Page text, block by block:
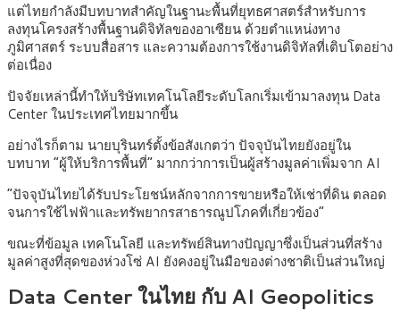
แต่ไทยกำลังมีบทบาทสำคัญในฐานะพื้นที่ยุทธศาสตร์สำหรับการ
ลงทุนโครงสร้างพื้นฐานดิจิทัลของอาเซียน ด้วยตำแหน่งทาง
ภูมิศาสตร์ ระบบสื่อสาร และความต้องการใช้งานดิจิทัลที่เติบโตอย่าง
ต่อเนื่อง
ปัจจัยเหล่านี้ทำให้บริษัทเทคโนโลยีระดับโลกเริ่มเข้ามาลงทุน Data
Center ในประเทศไทยมากขึ้น
อย่างไรก็ตาม นายบุรินทร์ตั้งข้อสังเกตว่า ปัจจุบันไทยยังอยู่ใน
บทบาท “ผู้ให้บริการพื้นที่” มากกว่าการเป็นผู้สร้างมูลค่าเพิ่มจาก AI
“ปัจจุบันไทยได้รับประโยชน์หลักจากการขายหรือให้เช่าที่ดิน ตลอด
จนการใช้ไฟฟ้าและทรัพยากรสาธารณูปโภคที่เกี่ยวข้อง”
ขณะที่ข้อมูล เทคโนโลยี และทรัพย์สินทางปัญญาซึ่งเป็นส่วนที่สร้าง
มูลค่าสูงที่สุดของห่วงโซ่ AI ยังคงอยู่ในมือของต่างชาติเป็นส่วนใหญ่
Data Center ในไทย กับ AI Geopolitics